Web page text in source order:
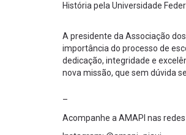
História pela Universidade
A presidente da Associação
importância do processo de
dedicação, integridade e
nova missão, que sem dúvida
–
Acompanhe a AMAPI nas